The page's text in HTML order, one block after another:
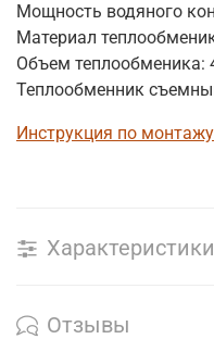
Мощность водяного
Материал
Объем теплообменика:
Теплообменник
Инструкция по
Характеристики
Отзывы